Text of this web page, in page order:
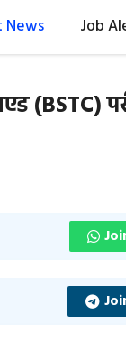
News Job
(BSTC)